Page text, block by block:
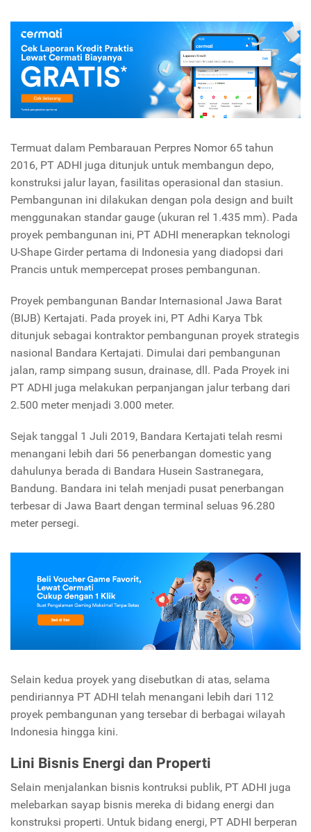
Termuat dalam Pembarauan Perpres Nomor 65 tahun
2016, PT ADHI juga ditunjuk untuk membangun depo,
konstruksi jalur layan, fasilitas operasional dan stasiun.
Pembangunan ini dilakukan dengan pola design and built
menggunakan standar gauge (ukuran rel 1.435 mm). Pada
proyek pembangunan ini, PT ADHI menerapkan teknologi
U-Shape Girder pertama di Indonesia yang diadopsi dari
Prancis untuk mempercepat proses pembangunan.
Proyek pembangunan Bandar Internasional Jawa Barat
(BIJB) Kertajati. Pada proyek ini, PT Adhi Karya Tbk
ditunjuk sebagai kontraktor pembangunan proyek strategis
nasional Bandara Kertajati. Dimulai dari pembangunan
jalan, ramp simpang susun, drainase, dll. Pada Proyek ini
PT ADHI juga melakukan perpanjangan jalur terbang dari
2.500 meter menjadi 3.000 meter.
Sejak tanggal 1 Juli 2019, Bandara Kertajati telah resmi
menangani lebih dari 56 penerbangan domestic yang
dahulunya berada di Bandara Husein Sastranegara,
Bandung. Bandara ini telah menjadi pusat penerbangan
terbesar di Jawa Baart dengan terminal seluas 96.280
meter persegi.
Selain kedua proyek yang disebutkan di atas, selama
pendiriannya PT ADHI telah menangani lebih dari 112
proyek pembangunan yang tersebar di berbagai wilayah
Indonesia hingga kini.
Lini Bisnis Energi dan Properti
Selain menjalankan bisnis kontruksi publik, PT ADHI juga
melebarkan sayap bisnis mereka di bidang energi dan
konstruksi properti. Untuk bidang energi, PT ADHI berperan